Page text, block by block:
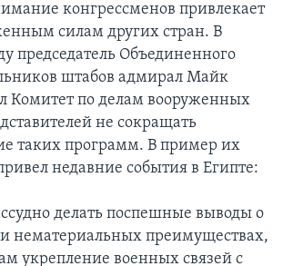
конгрессменов привлекает
силам других стран. В
председатель Объединенного
штабов адмирал Майк
Комитет по делам вооруженных
не сокращать
таких программ. В пример их
недавние события в Египте:
делать поспешные выводы о
нематериальных преимуществах,
укрепление военных связей с